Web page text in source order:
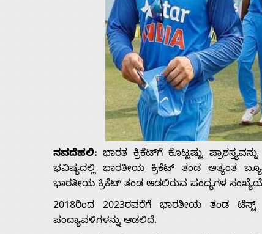
Advertise
ನವದೆಹಲಿ: ಭಾರತ ಕ್ರಿಕೆಟ್‌ಗೆ ಕೊಟ್ಟಷ್ಟು
ಭವಿಷ್ಯದಲ್ಲಿ ಭಾರತೀಯ ಕ್ರಿಕೆಟ್ ತಂಡ ಅತ್ಯಂತ
ಭಾರತೀಯ ಕ್ರಿಕೆಟ್ ತಂಡ ಆಡಲಿರುವ ಪಂದ್ಯಗಳ
2018ರಿಂದ 2023ರವರೆಗೆ ಭಾರತೀಯ ತಂಡ ಟೆಸ್ಟ್
ಪಂದ್ಯಾವಳಿಗಳನ್ನು ಆಡಲಿದೆ.